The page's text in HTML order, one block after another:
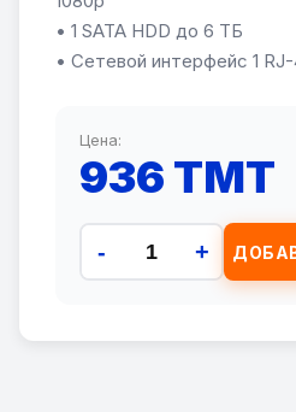
• 1 SATA HDD до 6 ТБ
• Сетевой интерфейс 1
Цена:
936 TMT
- +